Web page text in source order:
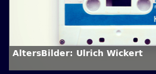
AltersBilder: Ulrich Wickert